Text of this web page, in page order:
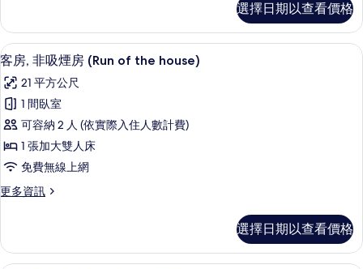
房
(Queen)
的
所
有
相
片
客
房,
非
煙
房
(Queen)
的
詳
情
選擇日期以查看價格
顯
示
客
房,
非
吸
房
of
the
羽絨被、書桌、筆電工作空間、遮光
4
客房, 非吸煙房 (Run of the house)
21 平方公尺
1 間臥室
可容納 2 人 (依實際入住人數計費)
1 張加大雙人床
免費無線上網
更多資訊
更
非
吸
選擇日期以查看價格